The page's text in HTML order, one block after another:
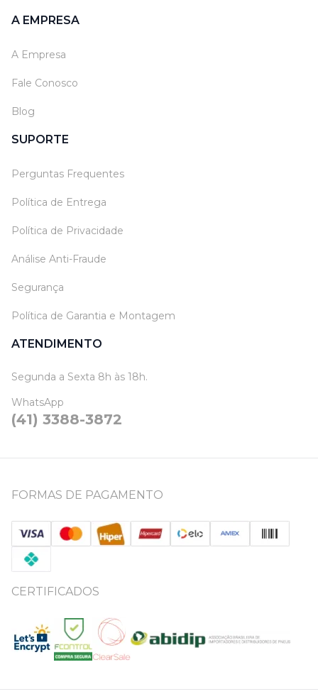
A EMPRESA
A Empresa
Fale Conosco
Blog
SUPORTE
Perguntas Frequentes
Política de Entrega
Política de Privacidade
Análise Anti-Fraude
Segurança
Política de Garantia e Montagem
ATENDIMENTO
Segunda a Sexta 8h às 18h.
WhatsApp
(41) 3388-3872
FORMAS DE PAGAMENTO
CERTIFICADOS